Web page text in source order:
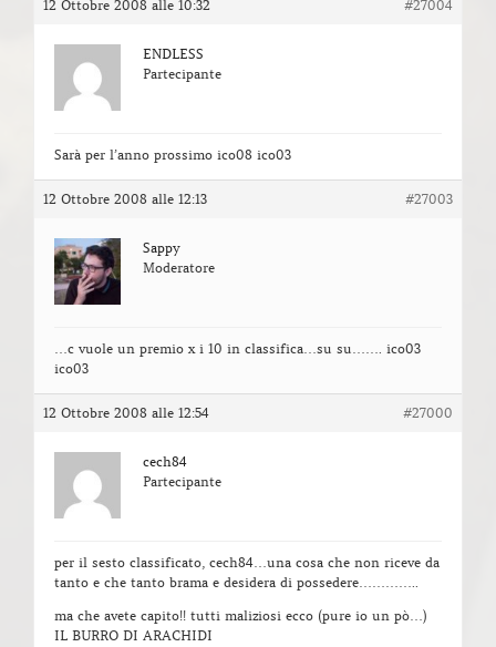
12 Ottobre 2008 alle 10:32 #27004
ENDLESS
Partecipante
Sarà per l’anno prossimo ico08 ico03
12 Ottobre 2008 alle 12:13 #27003
Sappy
Moderatore
…c vuole un premio x i 10 in classifica…su su……. ico03
ico03
12 Ottobre 2008 alle 12:54 #27000
cech84
Partecipante
per il sesto classificato, cech84…una cosa che non riceve da
tanto e che tanto brama e desidera di possedere…………..
ma che avete capito!! tutti maliziosi ecco (pure io un pò…)
IL BURRO DI ARACHIDI